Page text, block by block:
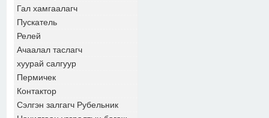
Гал хамгаалагч
Пускатель
Релей
Ачаалал таслагч
хуурай салгуур
Пермичек
Контактор
Сэлгэн залгагч Рубельник